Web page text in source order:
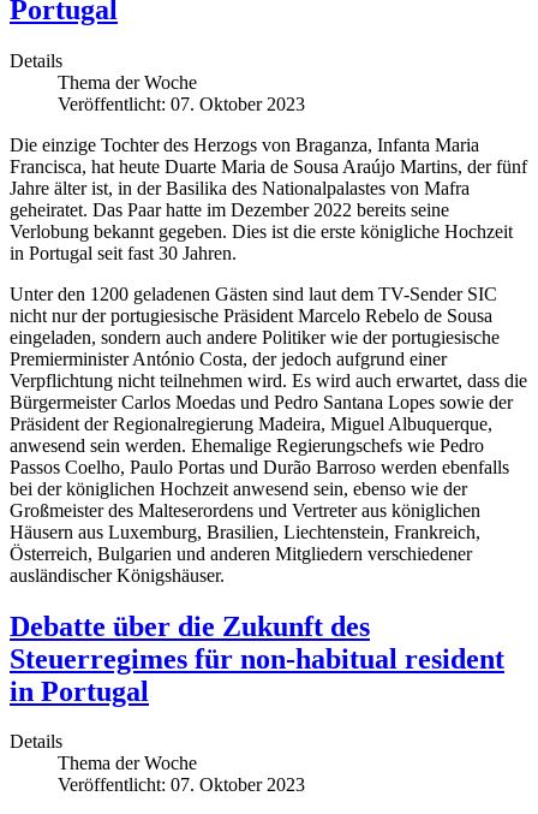
Portugal
Details
Thema der Woche
Veröffentlicht: 07. Oktober 2023
Die einzige Tochter des Herzogs von Braganza, Infanta Maria
Francisca, hat heute Duarte Maria de Sousa Araújo Martins, der fünf
Jahre älter ist, in der Basilika des Nationalpalastes von Mafra
geheiratet. Das Paar hatte im Dezember 2022 bereits seine
Verlobung bekannt gegeben. Dies ist die erste königliche Hochzeit
in Portugal seit fast 30 Jahren.
Unter den 1200 geladenen Gästen sind laut dem TV-Sender SIC
nicht nur der portugiesische Präsident Marcelo Rebelo de Sousa
eingeladen, sondern auch andere Politiker wie der portugiesische
Premierminister António Costa, der jedoch aufgrund einer
Verpflichtung nicht teilnehmen wird. Es wird auch erwartet, dass die
Bürgermeister Carlos Moedas und Pedro Santana Lopes sowie der
Präsident der Regionalregierung Madeira, Miguel Albuquerque,
anwesend sein werden. Ehemalige Regierungschefs wie Pedro
Passos Coelho, Paulo Portas und Durão Barroso werden ebenfalls
bei der königlichen Hochzeit anwesend sein, ebenso wie der
Großmeister des Malteserordens und Vertreter aus königlichen
Häusern aus Luxemburg, Brasilien, Liechtenstein, Frankreich,
Österreich, Bulgarien und anderen Mitgliedern verschiedener
ausländischer Königshäuser.
Debatte über die Zukunft des
Steuerregimes für non-habitual resident
in Portugal
Details
Thema der Woche
Veröffentlicht: 07. Oktober 2023